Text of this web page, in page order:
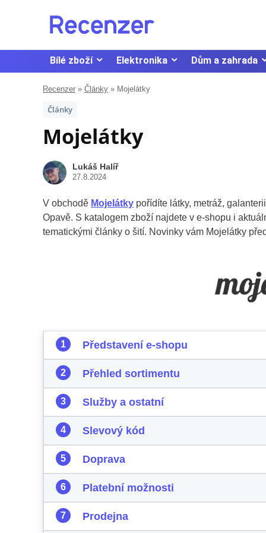
Bílé zboží Elektronika Dům a zahrada
Recenzer » Články » Mojelátky
Články
Mojelátky
Lukáš Halíř
27.8.2024
V obchodě Mojelátky pořídíte látky, metráž,
Opavě. S katalogem zboží najdete v e-shopu i
tematickými články o šití. Novinky vám Mojelátky
Představení e-shopu
Přehled sortimentu
Služby a ostatní
Slevový kód
Doprava
Platební možnosti
Prodejna